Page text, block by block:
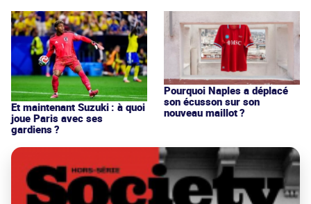
Et maintenant Suzuki : à quoi
joue Paris avec ses
gardiens ?
Pourquoi Naples a déplacé
son écusson sur son
nouveau maillot ?